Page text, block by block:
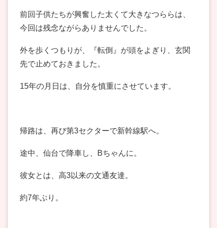
前回子供たちが興奮した太くて大きなつららは、
今回は残念ながらありませんでした。
外を歩くつもりが、『転倒』が頭をよぎり、玄関
先で止めておきました。
15年の月日は、自分を慎重にさせています。
帰路は、再び第3セクターで新幹線駅へ。
途中、仙台で降車し、Bちゃんに。
彼女とは、高3以来の文通友達。
約7年ぶり。